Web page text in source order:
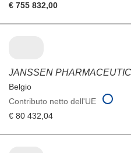
€ 755 832,00
JANSSEN
Belgio
Contributo netto dell'UE
€ 80 432,04